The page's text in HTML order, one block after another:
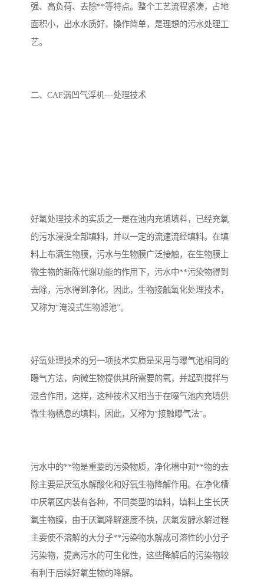
强、高负荷、去除**等特点。整个工艺流程紧凑，占地
面积小，出水水质好，操作简单，是理想的污水处理工
艺。
二、CAF涡凹气浮机---处理技术
好氧处理技术的实质之一是在池内充填填料，已经充氧
的污水浸没全部填料，并以一定的流速流经填料。在填
料上布满生物膜，污水与生物膜广泛接触，在生物膜上
微生物的新陈代谢功能的作用下，污水中**污染物得到
去除，污水得到净化，因此，生物接触氧化处理技术，
又称为“淹没式生物滤池”。
好氧处理技术的另一项技术实质是采用与曝气池相同的
曝气方法，向微生物提供其所需要的氧，并起到搅拌与
混合作用，这样，这种技术又相当于在曝气池内充填供
微生物栖息的填料，因此，又称为“接触曝气法”。
污水中的**物是重要的污染物质，净化槽中对**物的去
除主要是厌氧水解酸化和好氧生物降解作用。在净化槽
中厌氧区内装有各种，不同类型的填料，填料上生长厌
氧生物膜，由于厌氧降解速度不快，厌氧发酵水解过程
主要使不溶解的大分子**污染物水解成可溶性的小分子
污染物，提高污水的可生化性，这些降解后的污染物较
有利于后续好氧生物的降解。
备
汽车污水处理设备 你猜生活污水处理设备